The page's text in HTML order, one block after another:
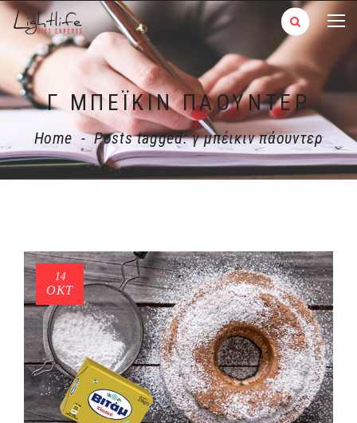
Γ ΜΠΈΙΚΙΝ ΠΆΟΥΝΤΕΡ
Home - Posts tagged: γ μπέικιν πάουντερ
14
ΟΚΤ